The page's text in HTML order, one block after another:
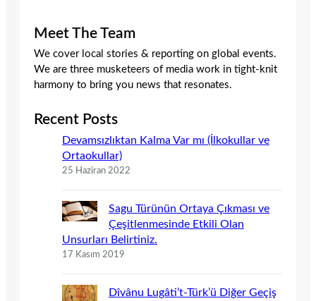
Meet The Team
We cover local stories & reporting on global events.
We are three musketeers of media work in tight-knit
harmony to bring you news that resonates.
Recent Posts
Devamsızlıktan Kalma Var mı (İlkokullar ve
Ortaokullar)
25 Haziran 2022
Sagu Türünün Ortaya Çıkması ve
Çeşitlenmesinde Etkili Olan
Unsurları Belirtiniz.
17 Kasım 2019
Dîvânu Lugâti’t-Türk’ü Diğer Geçiş